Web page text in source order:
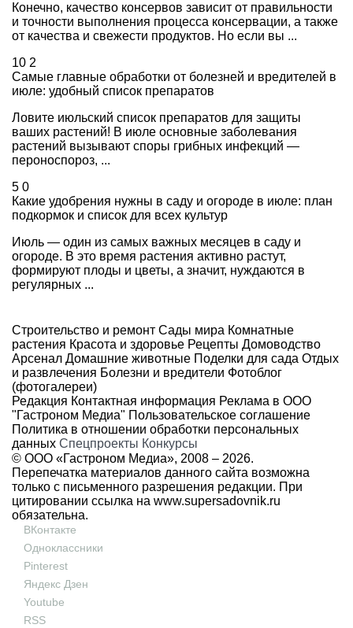
Конечно, качество консервов зависит от правильности
и точности выполнения процесса консервации, а также
от качества и свежести продуктов. Но если вы ...
10 2
Самые главные обработки от болезней и вредителей в
июле: удобный список препаратов
Ловите июльский список препаратов для защиты
ваших растений! В июле основные заболевания
растений вызывают споры грибных инфекций —
пероноспороз, ...
5 0
Какие удобрения нужны в саду и огороде в июле: план
подкормок и список для всех культур
Июль — один из самых важных месяцев в саду и
огороде. В это время растения активно растут,
формируют плоды и цветы, а значит, нуждаются в
регулярных ...
Строительство и ремонт Сады мира Комнатные
растения Красота и здоровье Рецепты Домоводство
Арсенал Домашние животные Поделки для сада Отдых
и развлечения Болезни и вредители Фотоблог
(фотогалереи)
Редакция Контактная информация Реклама в ООО
"Гастроном Медиа" Пользовательское соглашение
Политика в отношении обработки персональных
данных Спецпроекты Конкурсы
© ООО «Гастроном Медиа», 2008 – 2026.
Перепечатка материалов данного сайта возможна
только с письменного разрешения редакции. При
цитировании ссылка на www.supersadovnik.ru
обязательна.
ВКонтакте
Одноклассники
Pinterest
Яндекс Дзен
Youtube
RSS